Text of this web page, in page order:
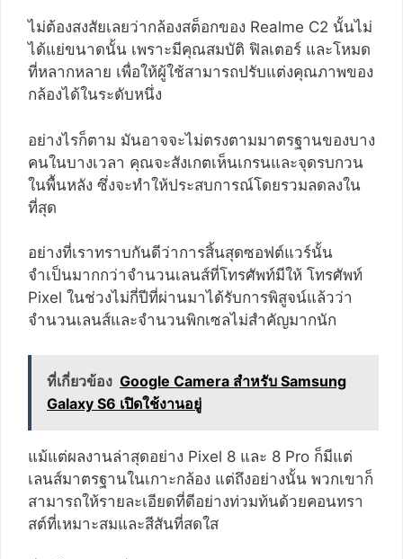
ไม่ต้องสงสัยเลยว่ากล้องสต็อกของ Realme C2 นั้นไม่
ได้แย่ขนาดนั้น เพราะมีคุณสมบัติ ฟิลเตอร์ และโหมด
ที่หลากหลาย เพื่อให้ผู้ใช้สามารถปรับแต่งคุณภาพของ
กล้องได้ในระดับหนึ่ง
อย่างไรก็ตาม มันอาจจะไม่ตรงตามมาตรฐานของบาง
คนในบางเวลา คุณจะสังเกตเห็นเกรนและจุดรบกวน
ในพื้นหลัง ซึ่งจะทำให้ประสบการณ์โดยรวมลดลงใน
ที่สุด
อย่างที่เราทราบกันดีว่าการสิ้นสุดซอฟต์แวร์นั้น
จำเป็นมากกว่าจำนวนเลนส์ที่โทรศัพท์มีให้ โทรศัพท์
Pixel ในช่วงไม่กี่ปีที่ผ่านมาได้รับการพิสูจน์แล้วว่า
จำนวนเลนส์และจำนวนพิกเซลไม่สำคัญมากนัก
ที่เกี่ยวข้อง Google Camera สำหรับ Samsung
Galaxy S6 เปิดใช้งานอยู่
แม้แต่ผลงานล่าสุดอย่าง Pixel 8 และ 8 Pro ก็มีแต่
เลนส์มาตรฐานในเกาะกล้อง แต่ถึงอย่างนั้น พวกเขาก็
สามารถให้รายละเอียดที่ดีอย่างท่วมท้นด้วยคอนทรา
สต์ที่เหมาะสมและสีสันที่สดใส